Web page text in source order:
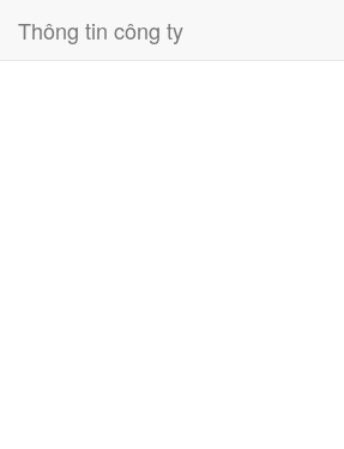
Thông tin công ty